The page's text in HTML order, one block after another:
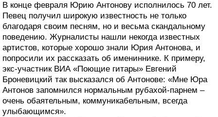
В конце февраля Юрию Антонову исполнилось 70 лет.
Певец получил широкую известность не только
благодаря своим песням, но и весьма скандальному
поведению. Журналисты нашли некогда известных
артистов, которые хорошо знали Юрия Антонова, и
попросили их рассказать об имениннике. К примеру,
экс-участник ВИА «Поющие гитары» Евгений
Броневицкий так высказался об Антонове: «Мне Юра
Антонов запомнился нормальным рубахой-парнем –
очень обаятельным, коммуникабельным, всегда
улыбающимся».